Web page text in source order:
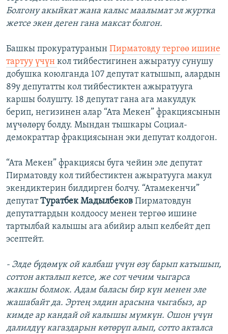
Болгону акыйкат жана калыс маалымат эл журтка
жетсе экен деген гана максат болгон.
Башкы прокуратуранын Пирматовду тергөө ишине
тартуу үчүн кол тийбестигинен ажыратуу сунушу
добушка коюлганда 107 депутат катышып, алардын
89у депутатты кол тийбестиктен ажыратууга
каршы болушту. 18 депутат гана ага макулдук
берип, негизинен алар “Ата Мекен” фракциясынын
мүчөлөрү болду. Мындан тышкары Социал-
демократтар фракциясынан эки депутат колдогон.
“Ата Мекен” фракциясы буга чейин эле депутат
Пирматовду кол тийбестиктен ажыратууга макул
экендиктерин билдирген болчу. “Атамекенчи”
депутатТуратбек Мадылбеков Пирматовдун
депутаттардын колдоосу менен тергөө ишине
тартылбай калышы ага абийир алып келбейт деп
эсептейт.
- Элде бүдөмүк ой калбаш үчүн өзү барып катышып,
соттон акталып кетсе, же сот чечим чыгарса
жакшы болмок. Адам баласы бир күн менен эле
жашабайт да. Эртең элдин арасына чыгабыз, ар
кимде ар кандай ой калышы мүмкүн. Ошон үчүн
далилдүү кагаздарын көтөрүп алып, сотто акталса